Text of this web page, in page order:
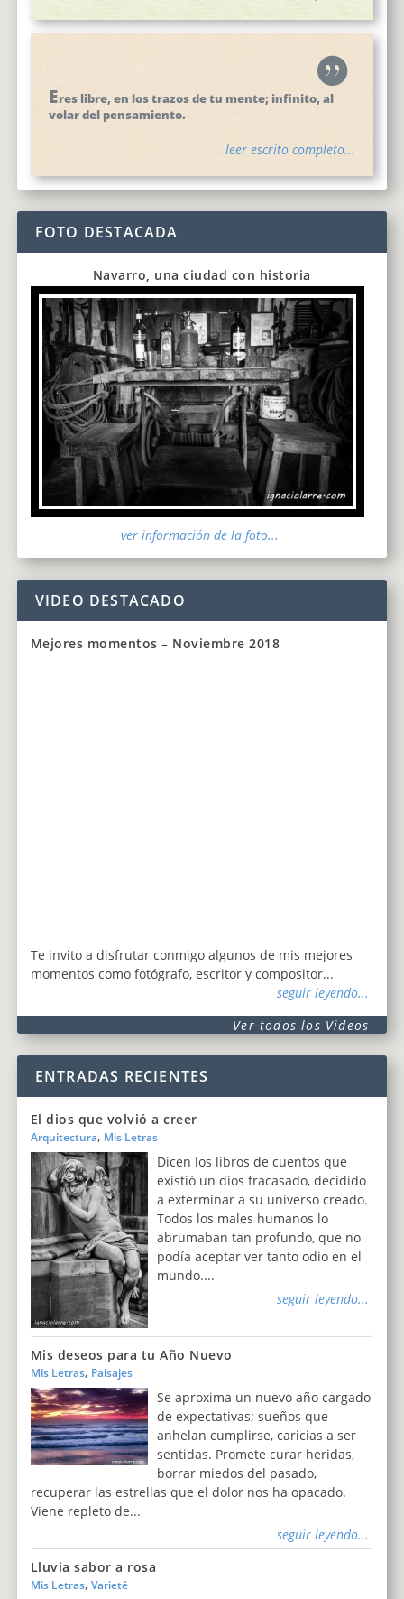
Eres libre, en los trazos de tu mente; infinito, al
volar del pensamiento.
leer escrito completo...
FOTO DESTACADA
Navarro, una ciudad con historia
ver información de la foto...
VIDEO DESTACADO
Mejores momentos – Noviembre 2018
Te invito a disfrutar conmigo algunos de mis mejores
momentos como fotógrafo, escritor y compositor...
seguir leyendo...
Ver todos los Videos
ENTRADAS RECIENTES
El dios que volvió a creer
Arquitectura, Mis Letras
Dicen los libros de cuentos que
existió un dios fracasado, decidido
a exterminar a su universo creado.
Todos los males humanos lo
abrumaban tan profundo, que no
podía aceptar ver tanto odio en el
mundo....
seguir leyendo...
Mis deseos para tu Año Nuevo
Mis Letras, Paisajes
Se aproxima un nuevo año cargado
de expectativas; sueños que
anhelan cumplirse, caricias a ser
sentidas. Promete curar heridas,
borrar miedos del pasado,
recuperar las estrellas que el dolor nos ha opacado.
Viene repleto de...
seguir leyendo...
Lluvia sabor a rosa
Mis Letras, Varieté